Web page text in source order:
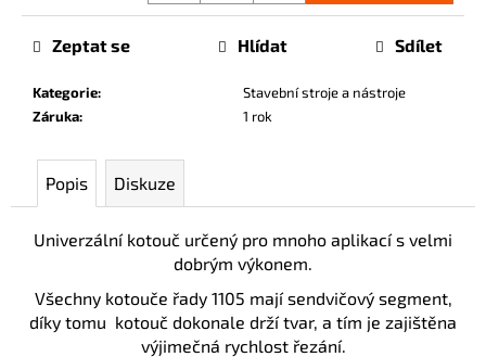
Kategorie:
Stavební stroje a nástroje
Záruka: 1 rok
Zeptat se Hlídat Sdílet
Popis Diskuze
Univerzální kotouč určený pro mnoho aplikací s velmi
dobrým výkonem.
Všechny kotouče řady 1105 mají sendvičový segment,
díky tomu kotouč dokonale drží tvar, a tím je zajištěna
výjimečná rychlost řezání.